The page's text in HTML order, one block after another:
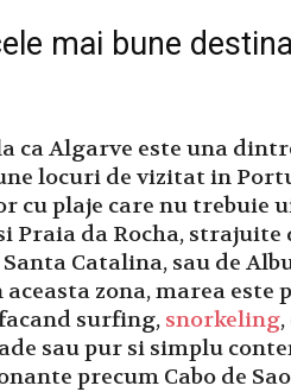
mai bune
ca Algarve este una
locuri de vizitat in
cu plaje care nu trebuie
Praia da Rocha,
Catalina, sau de
zona, marea
surfing, snorkeling
sau pur si simplu
precum Cabo de